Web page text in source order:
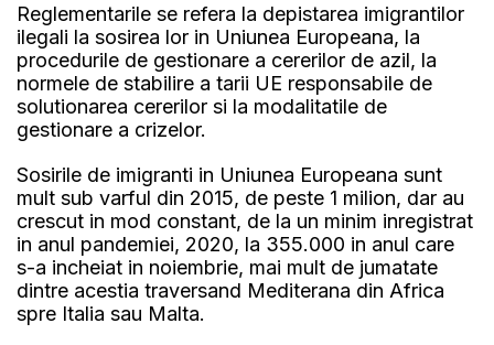
Reglementarile se refera la depistarea imigrantilor
ilegali la sosirea lor in Uniunea Europeana, la
procedurile de gestionare a cererilor de azil, la
normele de stabilire a tarii UE responsabile de
solutionarea cererilor si la modalitatile de
gestionare a crizelor.
Sosirile de imigranti in Uniunea Europeana sunt
mult sub varful din 2015, de peste 1 milion, dar au
crescut in mod constant, de la un minim inregistrat
in anul pandemiei, 2020, la 355.000 in anul care
s-a incheiat in noiembrie, mai mult de jumatate
dintre acestia traversand Mediterana din Africa
spre Italia sau Malta.